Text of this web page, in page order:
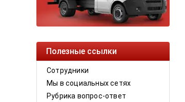
Полезные ссылки
Сотрудники
Мы в социальных сетях
Рубрика вопрос-ответ